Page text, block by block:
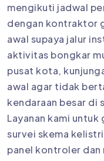
mengikuti jadwal
dengan kontraktor
awal supaya jalur
aktivitas bongkar
pusat kota,
awal agar tidak
kendaraan besar di
Layanan kami untuk
survei skema
panel kontroler